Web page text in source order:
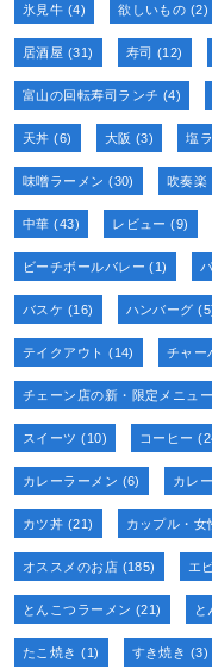
氷見牛 (4) 欲しいもの (2)
居酒屋 (31) 寿司 (12)
富山の回転寿司ランチ (4)
天丼 (6) 大阪 (3) 塩
味噌ラーメン (30) 吹奏楽
中華 (43) レビュー (9)
ビーチボールバレー (1)
バスケ (16) ハンバーグ
テイクアウト (14) チャー
チェーン店の新・限定メニュー
スイーツ (10) コーヒー
カレーラーメン (6) カレー
カツ丼 (21) カップル・女
オススメのお店 (185) エ
とんこつラーメン (21) と
たこ焼き (1) すき焼き (3)